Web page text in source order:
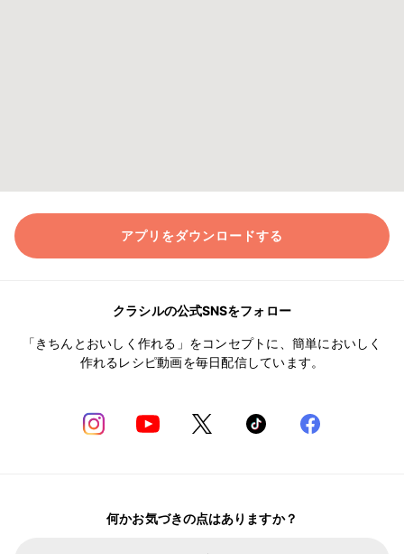
アプリをダウンロードする
クラシルの公式SNSをフォロー
「きちんとおいしく作れる」をコンセプトに、簡単においしく
作れるレシピ動画を毎日配信しています。
何かお気づきの点はありますか？